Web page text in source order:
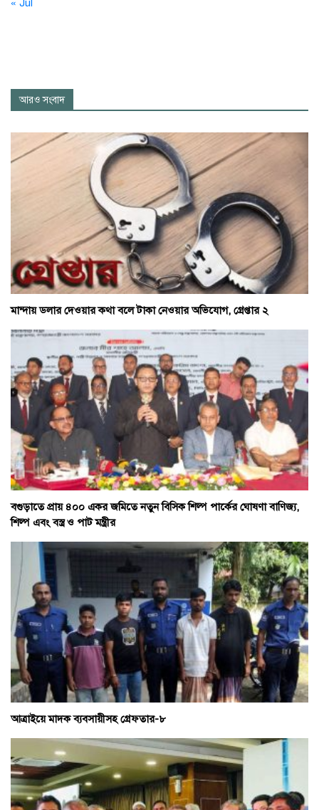
« Jul
আরও সংবাদ
মান্দায় ডলার দেওয়ার কথা বলে টাকা নেওয়ার অভিযোগ, গ্রেপ্তার ২
বগুড়াতে প্রায় ৪০০ একর জমিতে নতুন বিসিক শিল্প পার্কের ঘোষণা বাণিজ্য,
শিল্প এবং বস্ত্র ও পাট মন্ত্রীর
আত্রাইয়ে মাদক ব্যবসায়ীসহ গ্রেফতার-৮